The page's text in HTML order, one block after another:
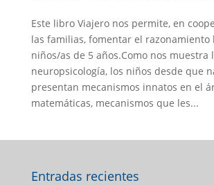
Este libro Viajero nos permite, en
las familias, fomentar el razonamiento
niños/as de 5 años.Como nos muestra
neuropsicología, los niños desde que
presentan mecanismos innatos en el
matemáticas, mecanismos que les...
Entradas recientes